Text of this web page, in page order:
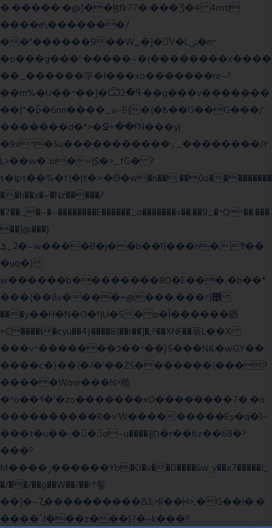
�.�����:�@]��ɮfk77�.���Ʒ�4 4mt|
����e\�������/
��"������9��W_�]�ͮV�Lݽ�n^
�o���g���';�����~�{��������x����
��_������竽�I���xo�������nr~?
��m%�U��^��]�Ѿߟ�2��g���v�������
��}"�ٗp�6nn����_v~5{�{�߿��G��G���/
�������d�*>�Ջ+��FN���y|
�9x^�Su�����������ۏ_��������JY
L>��w�ˋoi�={$�>_fG� ?
s�Ipt��%�f{�|t�>:�ϴ�w�n��,��ûo���������
��h��x�~�Nz�����/
�7��_�~�~��������E������_o�������v��;��9_�^Q^��:���
��]@���}
ݏ_ʡ�~w����B�j��b��l{���n�;Ϯ��
�uq�}
ֲw������b��������8O�E���,�b��*
���{��8v����+@���:���^)޾
���y��H�N�O�ףU�5� o�Ȉ������廻
+C����ŧ�cyu��4}����8{��r��]�,?��XNF��푺L��X
���v^�������כ��^��}5���N&�wGY��
����c�}��{�/�'��ZS�������{���?
�����Wow���N>糙
�^o��ߞ�'�zo�������xO��������7�.�o
����������R�v'W���������Ey�q�1~
���t�u��-�� o~u����{|ח֧�r��6z��68�?
���?
M����ݫ������Yb�O�v��D����ûw˯y��x7�����I_
�/��/��g��W��/��r?쵷
��]�~7߽����������Δ3;>R��H>,�G��ו�:�
���� `I���z���}?�~k���?